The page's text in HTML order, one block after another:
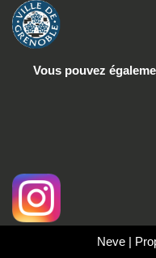
Vous pouvez
Neve |